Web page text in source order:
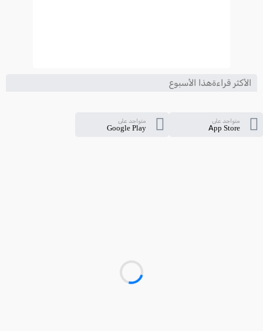
الأكثر قراءةهذا الأسبوع
متواجد على
App Store
متواجد على
Google Play